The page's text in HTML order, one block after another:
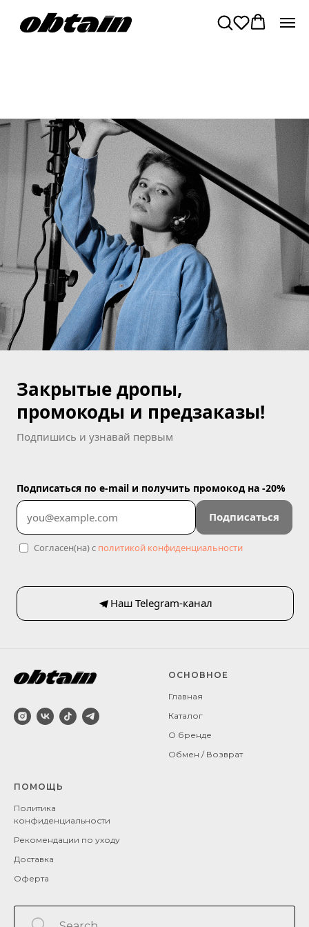
Закрытые дропы,
промокоды и предзаказы!
Подпишись и узнавай первым
Подписаться по e-mail и получить промокод на -20%
Подписаться
Согласен(на) с политикой конфиденциальности
Наш Telegram-канал
ОСНОВНОЕ
Главная
Каталог
О бренде
Обмен / Возврат
ПОМОЩЬ
Политика
конфиденциальности
Рекомендации по уходу
Доставка
Оферта